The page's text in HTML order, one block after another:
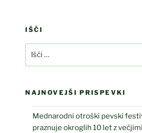
IŠČI
NAJNOVEJŠI PRISPEVKI
Mednarodni otroški pevski
praznuje okroglih 10 let z večjimi